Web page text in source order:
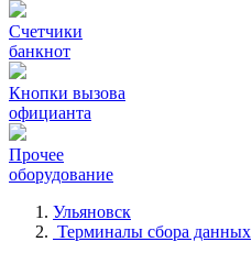
Счетчики
банкнот
Кнопки вызова
официанта
Прочее
оборудование
Ульяновск
Терминалы сбора данных